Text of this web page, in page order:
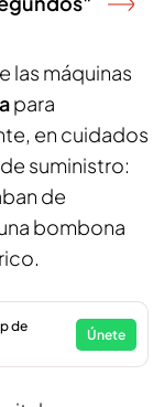
las máquinas
para
en cuidados
suministro:
de
bombona
de
Únete